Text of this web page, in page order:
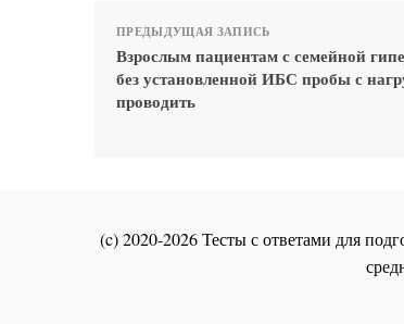
ПРЕДЫДУЩАЯ ЗАПИСЬ
Взрослым пациентам с семейной
без установленной ИБС пробы с
проводить
(c) 2020-2026 Тесты с ответами для